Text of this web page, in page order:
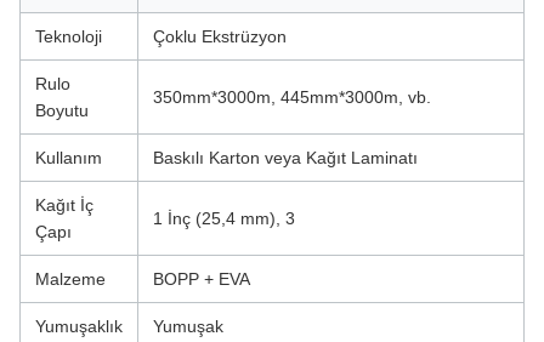
Teknoloji Çoklu Ekstrüzyon
Rulo
Boyutu
350mm*3000m, 445mm*3000m, vb.
Kullanım Baskılı Karton veya Kağıt Laminatı
Kağıt İç
Çapı
1 İnç (25,4 mm), 3
Malzeme BOPP + EVA
Yumuşaklık Yumuşak